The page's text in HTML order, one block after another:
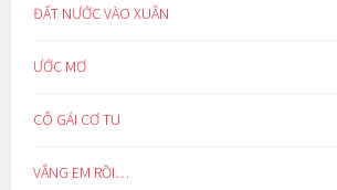
ĐẤT NƯỚC VÀO XUÂN
ƯỚC MƠ
CÔ GÁI CƠ TU
VẮNG EM RỒI…